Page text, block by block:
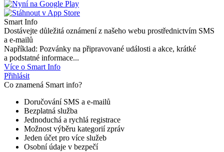
Smart Info
Dostávejte důležitá oznámení z našeho webu prostřednictvím SMS
a e-mailů
Například: Pozvánky na připravované události a akce, krátké
a podstatné informace...
Více o Smart Info
Přihlásit
Co znamená Smart info?
Doručování SMS a e-mailů
Bezplatná služba
Jednoduchá a rychlá registrace
Možnost výběru kategorií zpráv
Jeden účet pro více služeb
Osobní údaje v bezpečí